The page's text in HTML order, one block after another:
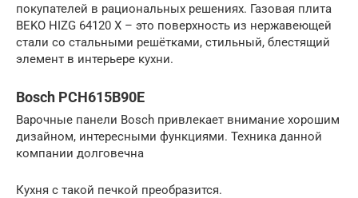
покупателей в рациональных решениях. Газовая плита
BEKO HIZG 64120 X – это поверхность из нержавеющей
стали со стальными решётками, стильный, блестящий
элемент в интерьере кухни.
Bosch PCH615B90E
Варочные панели Bosch привлекает внимание хорошим
дизайном, интересными функциями. Техника данной
компании долговечна
Кухня с такой печкой преобразится.